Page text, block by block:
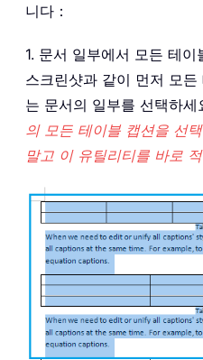
니다：
1. 문서 일부에서 모든 테
스크린샷과 같이 먼저 모
는 문서의 일부를 선택하세
의 모든 테이블 캡션을 선
말고 이 유틸리티를 바로 적